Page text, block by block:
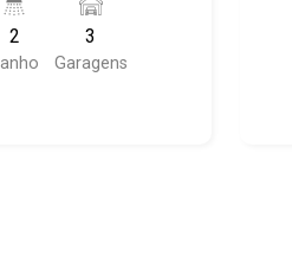
espelho; - Living 2
planejada; - Área
- Churrasqueira; - 3
2 3
Garagens